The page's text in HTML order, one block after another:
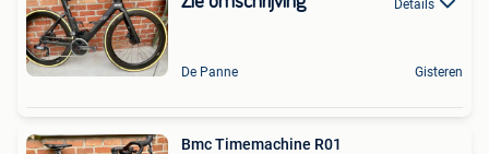
Details
De Panne Gisteren
Bmc Timemachine R01